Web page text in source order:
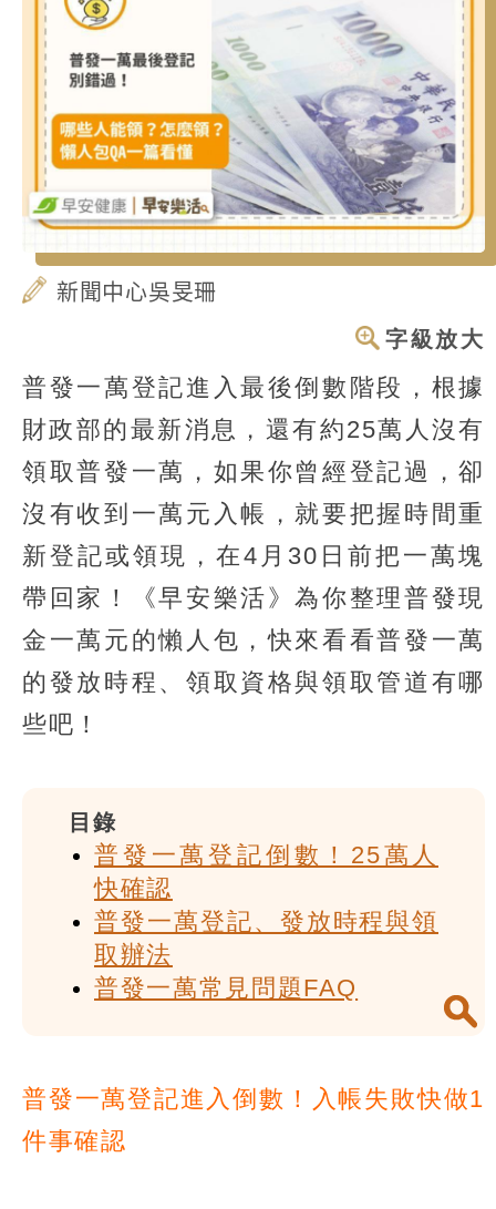
新聞中心吳旻珊
字級放大
普發一萬登記進入最後倒數階段，根據
財政部的最新消息，還有約25萬人沒有
領取普發一萬，如果你曾經登記過，卻
沒有收到一萬元入帳，就要把握時間重
新登記或領現，在4月30日前把一萬塊
帶回家！《早安樂活》為你整理普發現
金一萬元的懶人包，快來看看普發一萬
的發放時程、領取資格與領取管道有哪
些吧！
目錄
普發一萬登記倒數！25萬人
快確認
普發一萬登記、發放時程與領
取辦法
普發一萬常見問題FAQ
普發一萬登記進入倒數！入帳失敗快做1
件事確認